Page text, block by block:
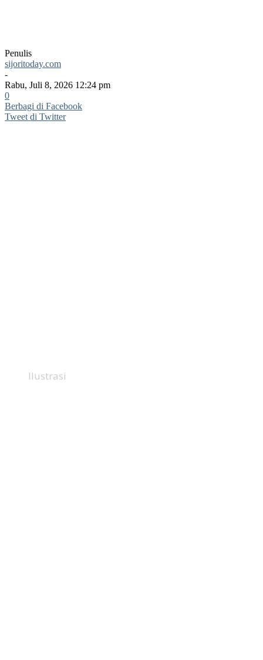
Penulis
sijoritoday.com
-
Rabu, Juli 8, 2026 12:24 pm
0
Berbagi di Facebook
Tweet di Twitter
Ilustrasi